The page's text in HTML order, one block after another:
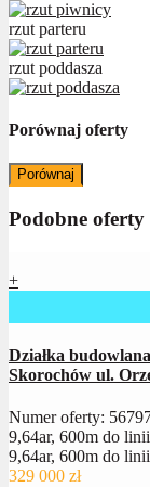
rzut parteru
rzut poddasza
Porównaj oferty
Porównaj
Podobne oferty
+
Działka
Skorochów ul.
Numer oferty:
9,64ar, 600m do
9,64ar, 600m do
329 000 zł